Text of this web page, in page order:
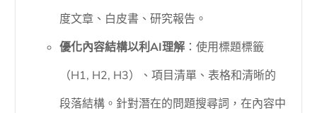
度文章、白皮書、研究報告。
優化內容結構以利AI理解：使用標題標籤
（H1, H2, H3）、項目清單、表格和清晰的
段落結構。針對潛在的問題搜尋詞，在內容中